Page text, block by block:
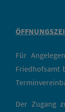
Für
Friedhofsamt
Der Zugang